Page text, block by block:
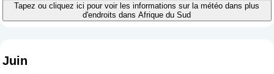
Tapez ou cliquez ici pour voir les informations sur la météo dans plus
d'endroits dans Afrique du Sud
Juin